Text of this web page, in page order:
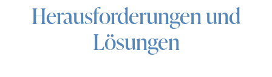
Herausforderungen und
Lösungen